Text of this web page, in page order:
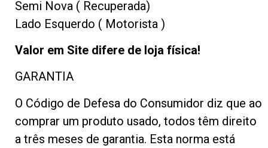
Semi Nova ( Recuperada)
Lado Esquerdo ( Motorista )
Valor em Site difere de loja física!
GARANTIA
O Código de Defesa do Consumidor diz que ao
comprar um produto usado, todos têm direito
a três meses de garantia. Esta norma está